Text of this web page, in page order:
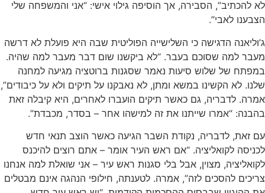
לא להכתיב”, הסבירה, אך הוסיפה גילוי אישי: “אני והמשפחה שלי
הצבענו לאבי”.
ג’וליאנה הדגישה כי השלישייה הפוליטית שבה היא פועלת לא דרשה
מעבר למה שסוכם בעבר. “לא ביקשנו שום דבר מעבר למה שהיה.
במפתח של שלוש סיעות נאמר שסגנות ברוטציה מגיעה למחנה
שלנו. לא הקשינו במשא ומתן, לא נאבקנו על תיקים ולא על כיבודים”,
אמרה. לדבריה, גם כאשר תיקים הועברו לאחרים, היא קיבלה זאת
בהבנה: “אמרו שייתנו את זה למישהו אחר – בסדר, מכבדת”.
עם זאת, לדבריה, נקודת השבר הגיעה כאשר הוצב תנאי חדש
לכניסה לקואליציה. “אם ראש העיר אומר – אתם רוצים להיכנס
לקואליציה, מצוין, אבל בלי סגנות ראש עיר – אני שואלת למה אנחנו
צריכים להסכים לזה”, אמרה. לטענתה, חילופי הנהגה אינם מבטלים